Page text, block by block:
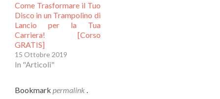
Come Trasformare il Tuo
Disco in un Trampolino di
Lancio per la Tua
Carriera! [Corso
GRATIS]
15 Ottobre 2019
In "Articoli"
Bookmark permalink .